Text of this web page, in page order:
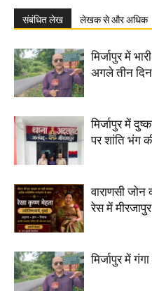
संबंधित लेख लेखक से और अधिक
मिर्जापुर में
अगले तीन दिन
मिर्जापुर में
पर शांति भंग
वाराणसी जोन
रेस में मीरजापुर
मिर्जापुर में